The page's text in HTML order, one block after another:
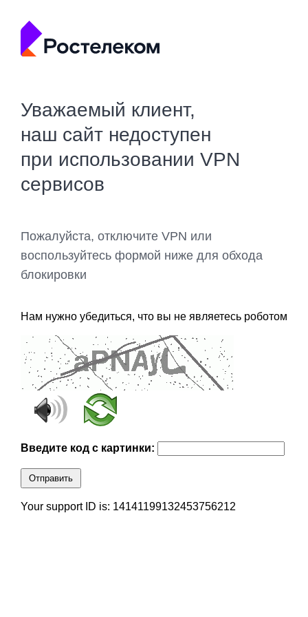
Уважаемый клиент,
наш сайт недоступен
при использовании VPN
сервисов
Пожалуйста, отключите VPN или
воспользуйтесь формой ниже для обхода
блокировки
Нам нужно убедиться, что вы не являетесь роботом
Введите код с картинки:
Отправить
Your support ID is: 14141199132453756212